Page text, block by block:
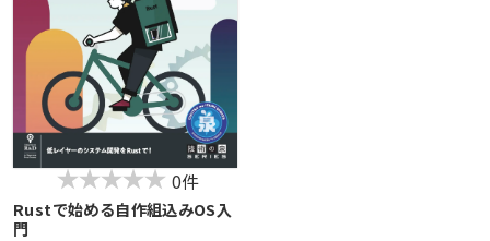
0件
Rustで始める自作組込みOS入
門